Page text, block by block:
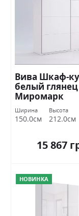
Вива Шкаф-
белый глянец
Миромарк
Ширина
150.0см
Высота
212.0см
15 867
НОВИНКА